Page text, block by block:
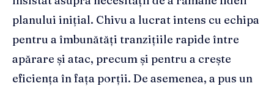
planului inițial. Chivu a lucrat intens cu echipa
pentru a îmbunătăți tranzițiile rapide între
apărare și atac, precum și pentru a crește
eficiența în fața porții. De asemenea, a pus un